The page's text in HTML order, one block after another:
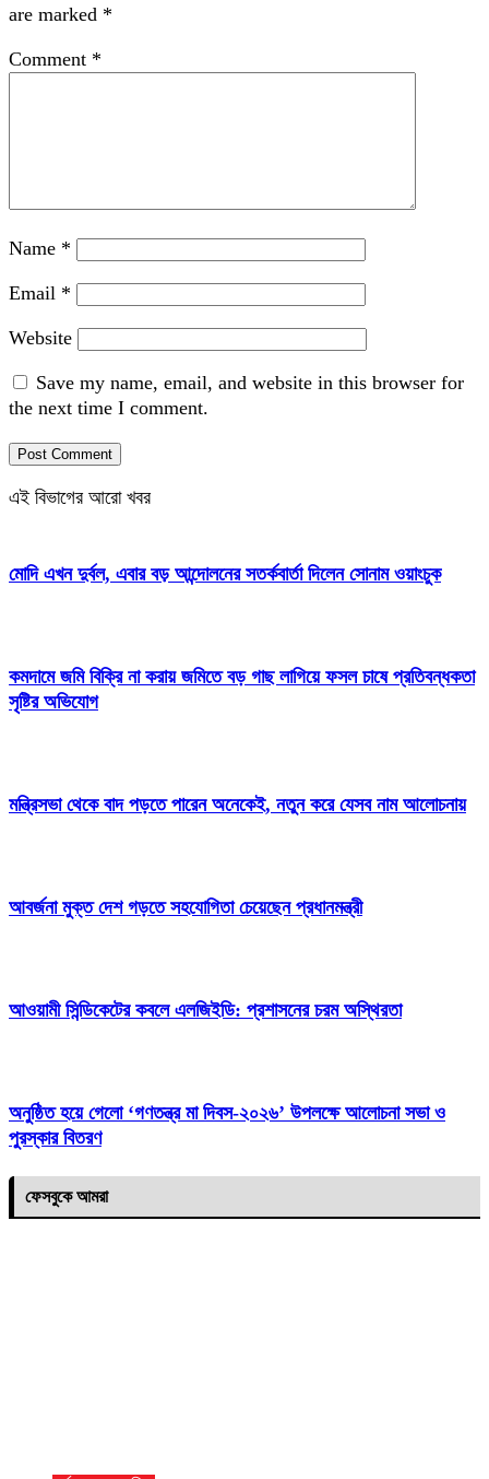
are marked *
Comment *
Name *
Email *
Website
Save my name, email, and website in this browser for
the next time I comment.
এই বিভাগের আরো খবর
মোদি এখন দুর্বল, এবার বড় আন্দোলনের সতর্কবার্তা দিলেন সোনাম ওয়াংচুক
কমদামে জমি বিক্রি না করায় জমিতে বড় গাছ লাগিয়ে ফসল চাষে প্রতিবন্ধকতা
সৃষ্টির অভিযোগ
মন্ত্রিসভা থেকে বাদ পড়তে পারেন অনেকেই, নতুন করে যেসব নাম আলোচনায়
আবর্জনা মুক্ত দেশ গড়তে সহযোগিতা চেয়েছেন প্রধানমন্ত্রী
‎আওয়ামী সিন্ডিকেটের কবলে এলজিইডি: প্রশাসনের চরম অস্থিরতা
অনুষ্ঠিত হয়ে গেলো ‘গণতন্ত্র মা দিবস-২০২৬’ উপলক্ষে আলোচনা সভা ও
পুরস্কার বিতরণ
ফেসবুকে আমরা